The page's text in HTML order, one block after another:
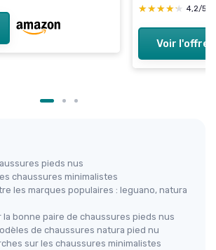
★★★★★
★★★★★ 4,2/5
Voir l'offre
pieds nus
chaussures minimalistes
les marques populaires : leguano, natura
la bonne paire de chaussures pieds nus
de chaussures natura pied nu
sur les chaussures minimalistes